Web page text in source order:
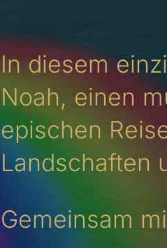
In diesem
Noah, einen
epischen
Landschaften
Gemeinsam